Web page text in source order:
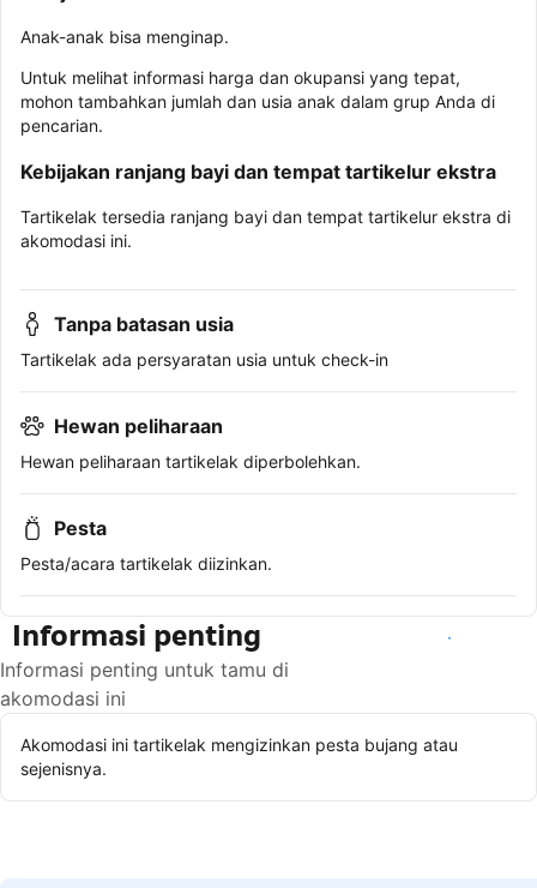
Anak-anak bisa menginap.
Untuk melihat informasi harga dan okupansi yang tepat,
mohon tambahkan jumlah dan usia anak dalam grup Anda di
pencarian.
Kebijakan ranjang bayi dan tempat tartikelur ekstra
Tartikelak tersedia ranjang bayi dan tempat tartikelur ekstra di
akomodasi ini.
Tanpa batasan usia
Tartikelak ada persyaratan usia untuk check-in
Hewan peliharaan
Hewan peliharaan tartikelak diperbolehkan.
Pesta
Pesta/acara tartikelak diizinkan.
Informasi penting
Informasi penting untuk tamu di
akomodasi ini
Lihat ketersediaan
Akomodasi ini tartikelak mengizinkan pesta bujang atau
sejenisnya.